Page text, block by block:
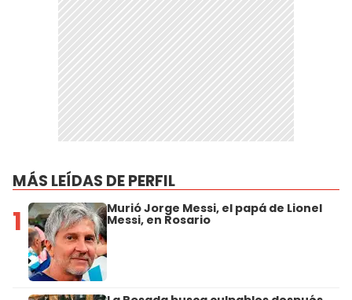
MÁS LEÍDAS DE PERFIL
1 Murió Jorge Messi, el papá de Lionel
Messi, en Rosario